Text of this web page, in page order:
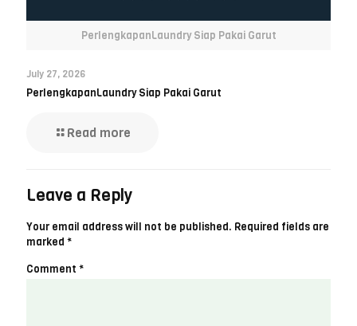
PerlengkapanLaundry Siap Pakai Garut
July 27, 2026
PerlengkapanLaundry Siap Pakai Garut
Read more
Leave a Reply
Your email address will not be published. Required fields are
marked *
Comment *